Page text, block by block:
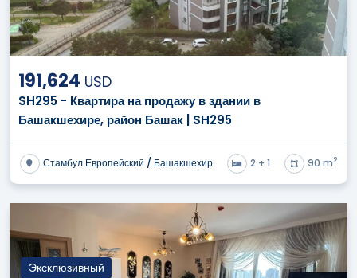
191,624 USD
SH295 - Квартира на продажу в здании в
Башакшехире, район Башак | SH295
Стамбул Европейский / Башакшехир 2 + 1 90 m2
Эксклюзивный